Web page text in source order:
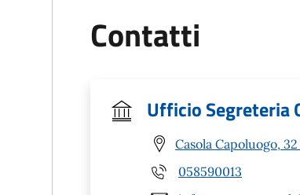
Contatti
Ufficio Segreteria
Casola Capoluogo,
058590013